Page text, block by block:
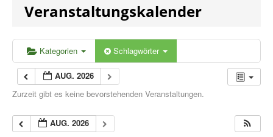
Veranstaltungskalender
Kategorien Schlagwörter
AUG. 2026
Zurzeit gibt es keine bevorstehenden Veranstaltungen.
AUG. 2026